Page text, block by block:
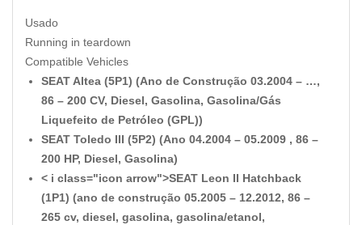
Usado
Running in teardown
Compatible Vehicles
SEAT Altea (5P1) (Ano de Construção 03.2004 – …,
86 – 200 CV, Diesel, Gasolina, Gasolina/Gás
Liquefeito de Petróleo (GPL))
SEAT Toledo III (5P2) (Ano 04.2004 – 05.2009 , 86 –
200 HP, Diesel, Gasolina)
< i class="icon arrow">SEAT Leon II Hatchback
(1P1) (ano de construção 05.2005 – 12.2012, 86 –
265 cv, diesel, gasolina, gasolina/etanol,